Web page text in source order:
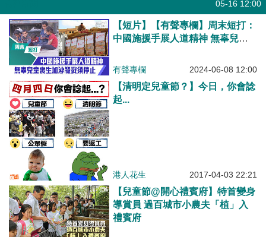
05-16 12:00
【短片】【有聲專欄】周末短打：
中國施援手展人道精神 無辜兒童
有聲專欄 2024-06-08 12:00
【清明定兒童節？】今日，你會諗
起...
港人花生 2017-04-03 22:21
【兒童節@開心禮賓府】特首變身
導賞員 過百城市小農夫「植」入
禮賓府